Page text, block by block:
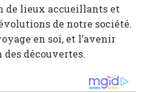
de lieux accueillants et
de notre société.
en soi, et l’avenir
des découvertes.